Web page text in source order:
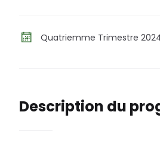
Quatriemme Trimestre
Description du